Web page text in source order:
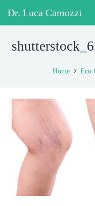
Dr. Luca Camozzi
Home Eco